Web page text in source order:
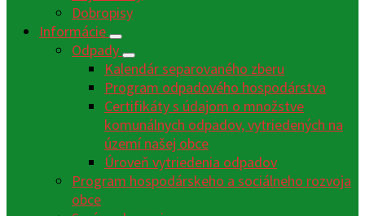
Dobropisy
Informácie
Odpady
Kalendár separovaného zberu
Program odpadového hospodárstva
Certifikáty s údajom o množstve
komunálnych odpadov, vytriedených na
území našej obce
Úroveň vytriedenia odpadov
Program hospodárskeho a sociálneho rozvoja
obce